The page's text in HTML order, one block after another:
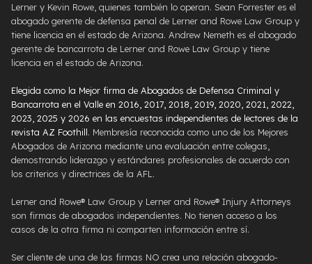
Lerner y Kevin Rowe, quienes también lo operan. Sean Forrester es el
abogado gerente de defensa penal de Lerner and Rowe Law Group y
tiene licencia en el estado de Arizona. Andrew Nemeth es el abogado
gerente de bancarrota de Lerner and Rowe Law Group y tiene
licencia en el estado de Arizona.
Elegida como la Mejor firma de Abogados de Defensa Criminal y
Bancarrota en el Valle en 2016, 2017, 2018, 2019, 2020, 2021, 2022,
2023, 2025 y 2026 en las encuestas independientes de lectores de la
revista AZ Foothill. Membresía reconocida como uno de los Mejores
Abogados de Arizona mediante una evaluación entre colegas,
demostrando liderazgo y estándares profesionales de acuerdo con
los criterios y directrices de la AFL.
Lerner and Rowe® Law Group y Lerner and Rowe® Injury Attorneys
son firmas de abogados independientes. No tienen acceso a los
casos de la otra firma ni comparten información entre sí.
Ser cliente de una de las firmas NO crea una relación abogado-